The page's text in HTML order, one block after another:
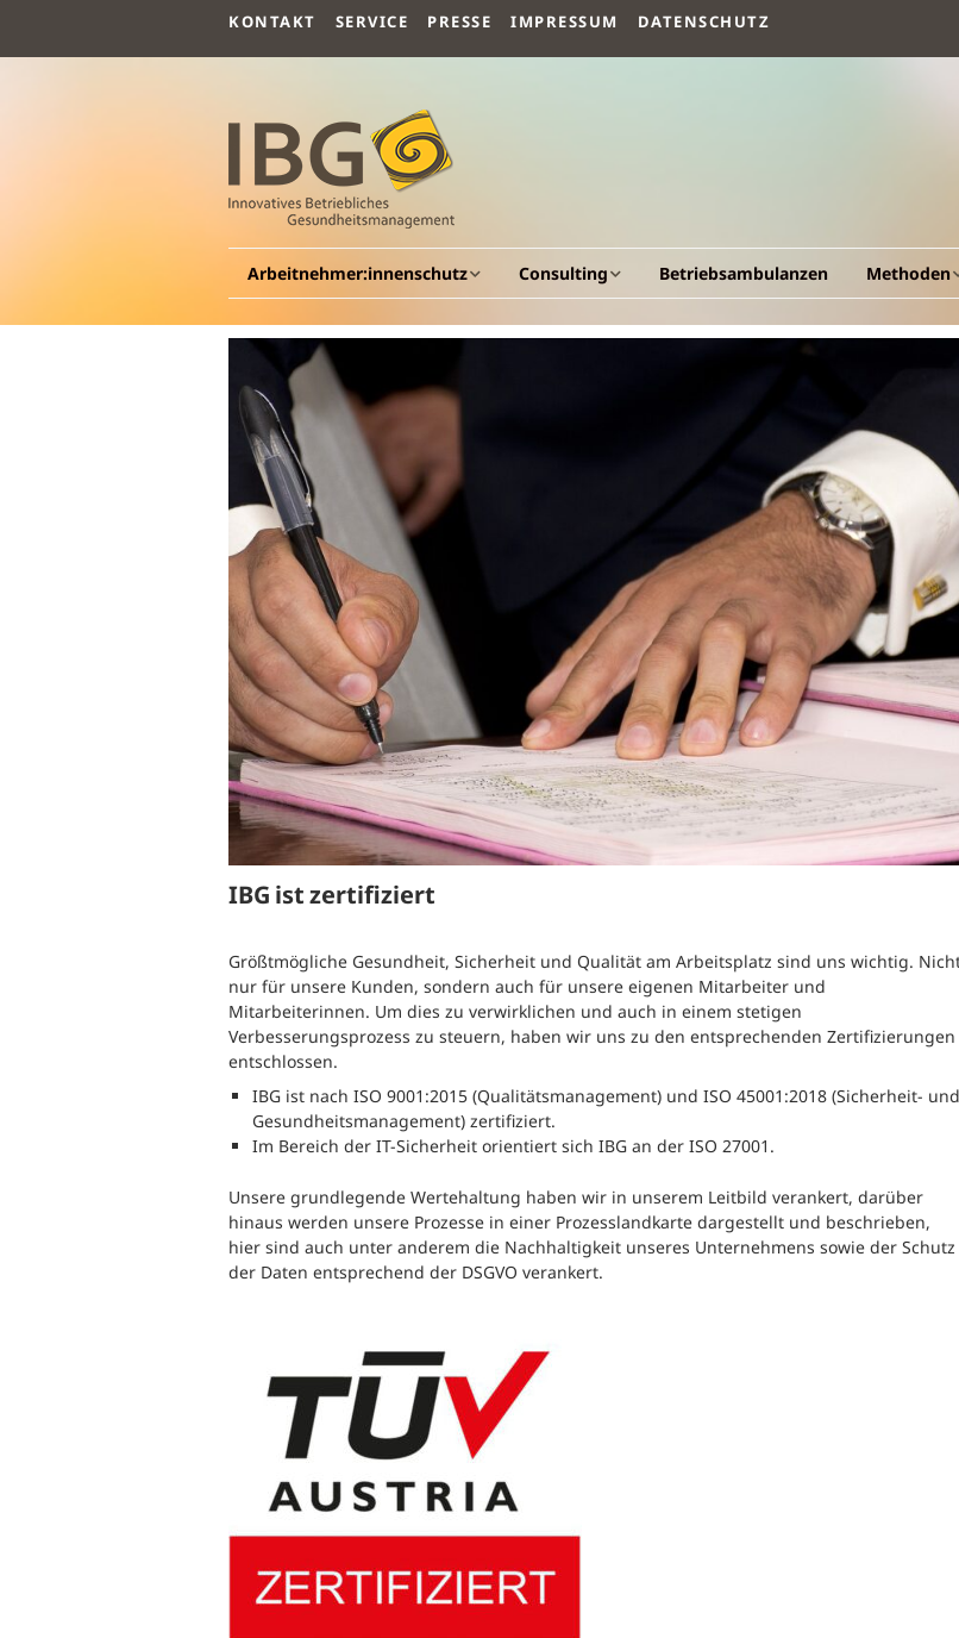
KONTAKT SERVICE PRESSE IMPRESSUM DATENSCHUTZ
Arbeitnehmer:innenschutz
Allgemeines
Arbeitsmedizin
Arbeitspsychologie
Arbeitssicherheit
Ergonomie und Bewegung
Gesundheitsüberwachung
Consulting
Allgemeines
Gesundheitstage
Generationenbalance
Gesunde Arbeitszeiten
Beratung und Coaching
Seminare und
Workshops
Betriebsambulanzen Methoden
Human
Management
Human
BGM Prozess
IBG ist zertifiziert
Größtmögliche Gesundheit, Sicherheit und Qualität am Arbeitsplatz sind uns wichtig.
nur für unsere Kunden, sondern auch für unsere eigenen Mitarbeiter und
Mitarbeiterinnen. Um dies zu verwirklichen und auch in einem stetigen
Verbesserungsprozess zu steuern, haben wir uns zu den entsprechenden Zertifizierungen
entschlossen.
IBG ist nach ISO 9001:2015 (Qualitätsmanagement) und ISO 45001:2018 (Sicherheit- und
Gesundheitsmanagement) zertifiziert.
Im Bereich der IT-Sicherheit orientiert sich IBG an der ISO 27001.
Unsere grundlegende Wertehaltung haben wir in unserem Leitbild verankert, darüber
hinaus werden unsere Prozesse in einer Prozesslandkarte dargestellt und beschrieben,
hier sind auch unter anderem die Nachhaltigkeit unseres Unternehmens sowie der Schutz
der Daten entsprechend der DSGVO verankert.